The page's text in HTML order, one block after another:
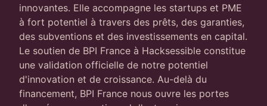
innovantes. Elle accompagne les startups et PME
à fort potentiel à travers des prêts, des garanties,
des subventions et des investissements en capital.
Le soutien de BPI France à Hacksessible constitue
une validation officielle de notre potentiel
d'innovation et de croissance. Au-delà du
financement, BPI France nous ouvre les portes